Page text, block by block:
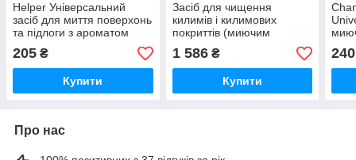
Helper Універсальний
засіб для миття поверхонь
та підлоги з ароматом
лимону 5л.
205 ₴
Купити
Засіб для чищення
килимів і килимових
покриттів (миючим
пилососом, ручний метод)
TENZI Textil 5л
(концентрат)
1 586₴
Купити
240
Про нас